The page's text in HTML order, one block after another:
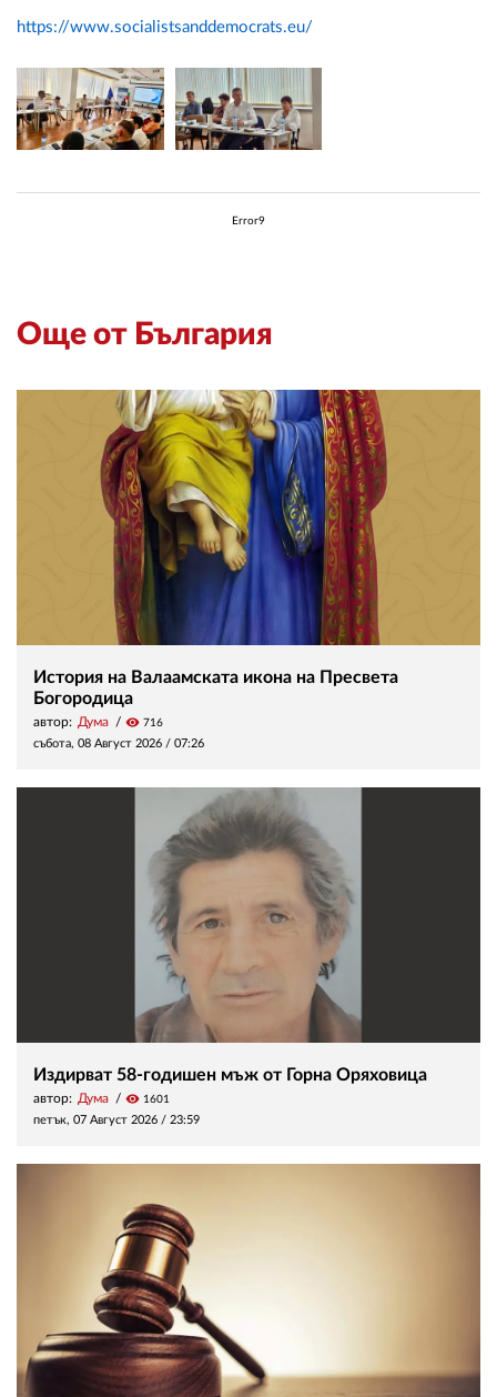
https://www.socialistsanddemocrats.eu/
Error9
Още от България
История на Валаамската икона на Пресвета
Богородица
автор: Дума visibility 716
събота, 08 Август 2026 / 07:26
Издирват 58-годишен мъж от Горна Оряховица
автор: Дума visibility 1601
петък, 07 Август 2026 / 23:59